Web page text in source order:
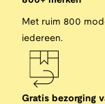
Met ruim 800
iedereen.
Gratis bezorging